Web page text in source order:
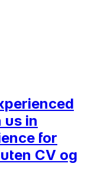
us in
for
CV og